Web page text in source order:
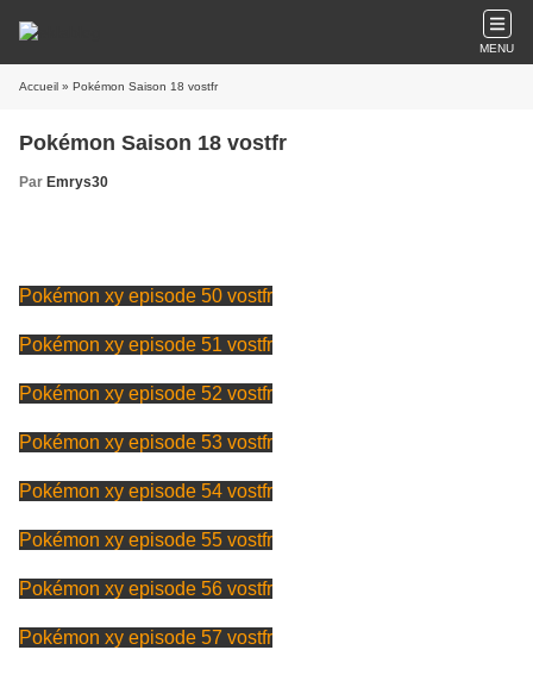
MENU
Accueil » Pokémon Saison 18 vostfr
Pokémon Saison 18 vostfr
Par Emrys30
Pokémon xy episode 50 vostfr
Pokémon xy episode 51 vostfr
Pokémon xy episode 52 vostfr
Pokémon xy episode 53 vostfr
Pokémon xy episode 54 vostfr
Pokémon xy episode 55 vostfr
Pokémon xy episode 56 vostfr
Pokémon xy episode 57 vostfr